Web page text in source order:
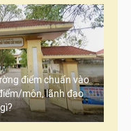
điểm chuẩn vào
môn, lãnh đạo